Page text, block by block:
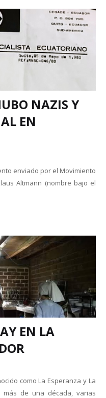
NAZIS Y
EN
enviado por el Movimiento
Altmann (nombre bajo el
EN LA
como La Esperanza y La
más de una década, varias